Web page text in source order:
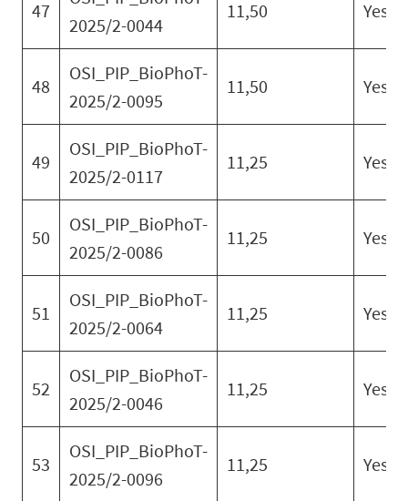
47
2025/2-0044
11,50 Yes
48
OSI_PIP_BioPhoT-
2025/2-0095
11,50 Yes
49
OSI_PIP_BioPhoT-
2025/2-0117
11,25 Yes
50
OSI_PIP_BioPhoT-
2025/2-0086
11,25 Yes
51
OSI_PIP_BioPhoT-
2025/2-0064
11,25 Yes
52
OSI_PIP_BioPhoT-
2025/2-0046
11,25 Yes
53
OSI_PIP_BioPhoT-
2025/2-0096
11,25 Yes